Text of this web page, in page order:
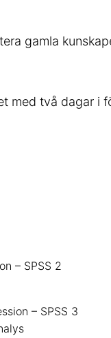
gamla
med två dagar i
– SPSS 2
– SPSS 3